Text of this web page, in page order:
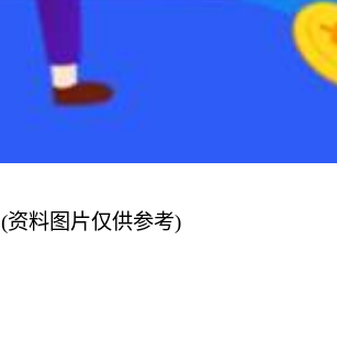
(资料图片仅供参考)